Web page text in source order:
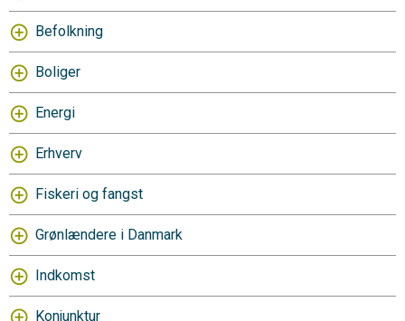
Befolkning
Boliger
Energi
Erhverv
Fiskeri og fangst
Grønlændere i Danmark
Indkomst
Konjunktur